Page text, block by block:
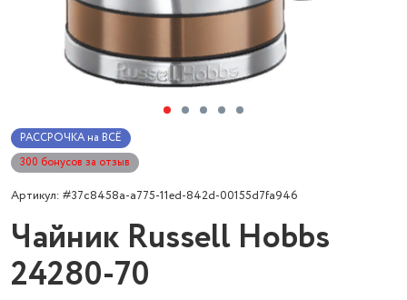
РАССРОЧКА на ВСЁ
300 бонусов за отзыв
Артикул: #37c8458a-a775-11ed-842d-00155d7fa946
Чайник Russell Hobbs
24280-70